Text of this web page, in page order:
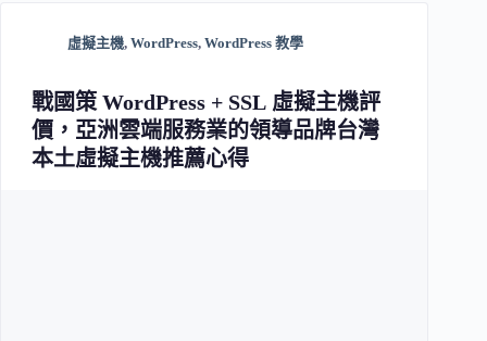
虛擬主機, WordPress, WordPress 教學
戰國策 WordPress + SSL 虛擬主機評
價，亞洲雲端服務業的領導品牌台灣
本土虛擬主機推薦心得